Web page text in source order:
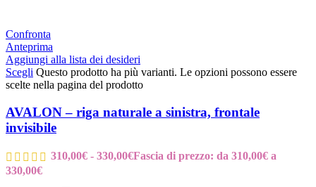
Confronta
Anteprima
Aggiungi alla lista dei desideri
Scegli Questo prodotto ha più varianti. Le opzioni possono essere
scelte nella pagina del prodotto
AVALON – riga naturale a sinistra, frontale
invisibile
310,00€ - 330,00€Fascia di prezzo: da 310,00€ a
330,00€